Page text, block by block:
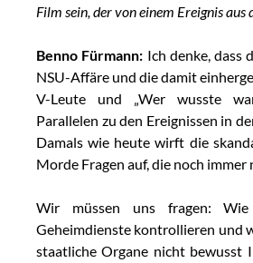
Film sein, der von einem Ereignis
Benno Fürmann: Ich denke, dass
NSU-Affäre und die damit
V-Leute und „Wer wusste
Parallelen zu den Ereignissen in
Damals wie heute wirft die
Morde Fragen auf, die noch
Wir müssen uns fragen:
Geheimdienste kontrollieren und
staatliche Organe nicht bewusst